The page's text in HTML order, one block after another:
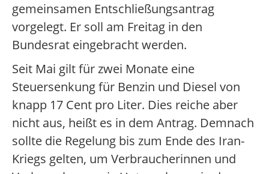
gemeinsamen Entschließungsantrag
vorgelegt. Er soll am Freitag in den
Bundesrat eingebracht werden.
Seit Mai gilt für zwei Monate eine
Steuersenkung für Benzin und Diesel von
knapp 17 Cent pro Liter. Dies reiche aber
nicht aus, heißt es in dem Antrag. Demnach
sollte die Regelung bis zum Ende des Iran-
Kriegs gelten, um Verbraucherinnen und